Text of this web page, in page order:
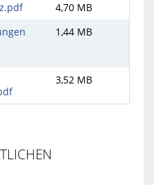
4,70 MB
1,44 MB
3,52 MB